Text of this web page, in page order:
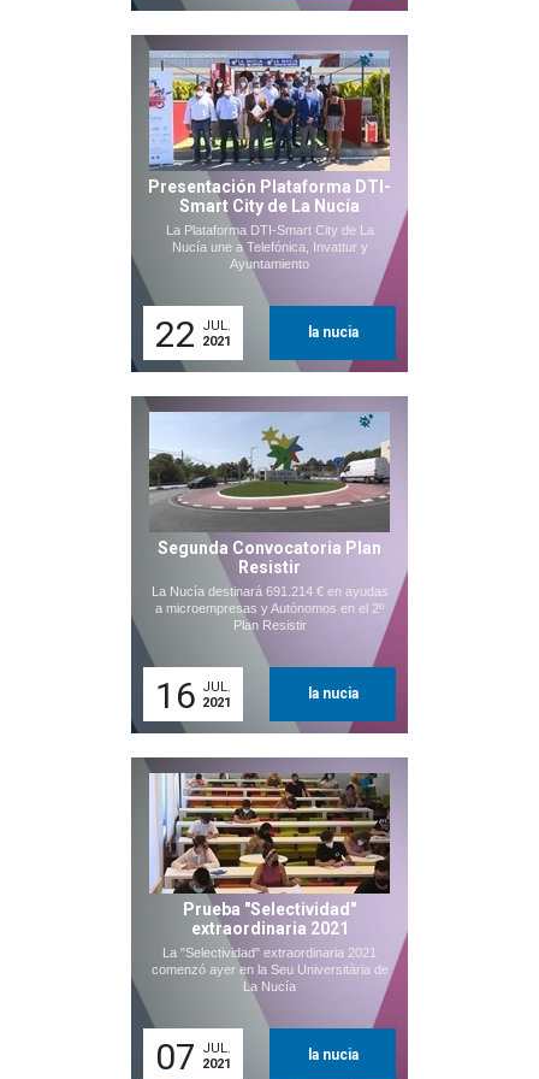
Presentación Plataforma DTI-
Smart City de La Nucía
La Plataforma DTI-Smart City de La
Nucía une a Telefónica, Invattur y
Ayuntamiento
22
JUL.
2021
la nucia
Segunda Convocatoria Plan
Resistir
La Nucía destinará 691.214 € en ayudas
a microempresas y Autónomos en el 2º
Plan Resistir
16 JUL.
2021
la nucia
Prueba "Selectividad"
extraordinaria 2021
La "Selectividad" extraordinaria 2021
comenzó ayer en la Seu Universitària de
La Nucía
07
JUL.
2021
la nucia